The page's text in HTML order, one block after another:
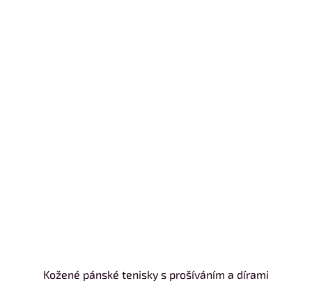
Kožené pánské tenisky s prošíváním a dírami